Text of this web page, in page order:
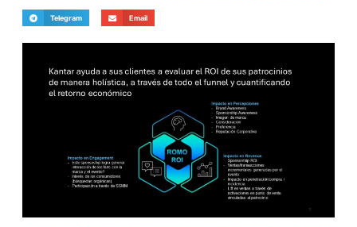
Telegram Email